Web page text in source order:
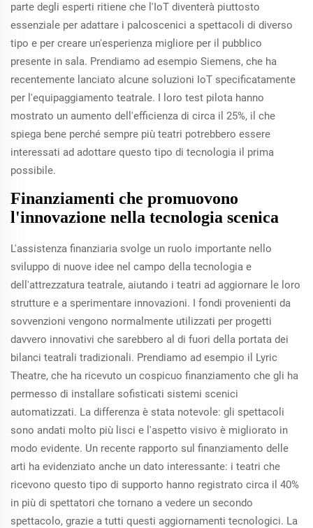
parte degli esperti ritiene che l'IoT diventerà piuttosto
essenziale per adattare i palcoscenici a spettacoli di diverso
tipo e per creare un'esperienza migliore per il pubblico
presente in sala. Prendiamo ad esempio Siemens, che ha
recentemente lanciato alcune soluzioni IoT specificatamente
per l'equipaggiamento teatrale. I loro test pilota hanno
mostrato un aumento dell'efficienza di circa il 25%, il che
spiega bene perché sempre più teatri potrebbero essere
interessati ad adottare questo tipo di tecnologia il prima
possibile.
Finanziamenti che promuovono
l'innovazione nella tecnologia scenica
L'assistenza finanziaria svolge un ruolo importante nello
sviluppo di nuove idee nel campo della tecnologia e
dell'attrezzatura teatrale, aiutando i teatri ad aggiornare le loro
strutture e a sperimentare innovazioni. I fondi provenienti da
sovvenzioni vengono normalmente utilizzati per progetti
davvero innovativi che sarebbero al di fuori della portata dei
bilanci teatrali tradizionali. Prendiamo ad esempio il Lyric
Theatre, che ha ricevuto un cospicuo finanziamento che gli ha
permesso di installare sofisticati sistemi scenici
automatizzati. La differenza è stata notevole: gli spettacoli
sono andati molto più lisci e l'aspetto visivo è migliorato in
modo evidente. Un recente rapporto sul finanziamento delle
arti ha evidenziato anche un dato interessante: i teatri che
ricevono questo tipo di supporto hanno registrato circa il 40%
in più di spettatori che tornano a vedere un secondo
spettacolo, grazie a tutti questi aggiornamenti tecnologici. La